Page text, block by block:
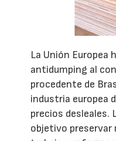
La Unión Europea
antidumping al
procedente de
industria europea
precios desleales.
objetivo preservar